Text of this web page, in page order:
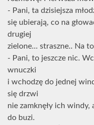
- Pani, ta dzisiejsza
się ubierają, co na
drugiej
zielone... straszne.. Na
- Pani, to jeszcze nic.
wnuczki
i wchodzę do jednej
się drzwi
nie zamknęły ich windy,
do buzi.